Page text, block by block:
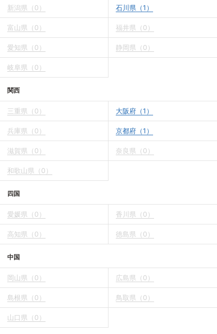
新潟県（0） 石川県（1）
富山県（0） 福井県（0）
愛知県（0） 静岡県（0）
岐阜県（0）
関西
三重県（0） 大阪府（1）
兵庫県（0） 京都府（1）
滋賀県（0） 奈良県（0）
和歌山県（0）
四国
愛媛県（0） 香川県（0）
高知県（0） 徳島県（0）
中国
岡山県（0） 広島県（0）
島根県（0） 鳥取県（0）
山口県（0）